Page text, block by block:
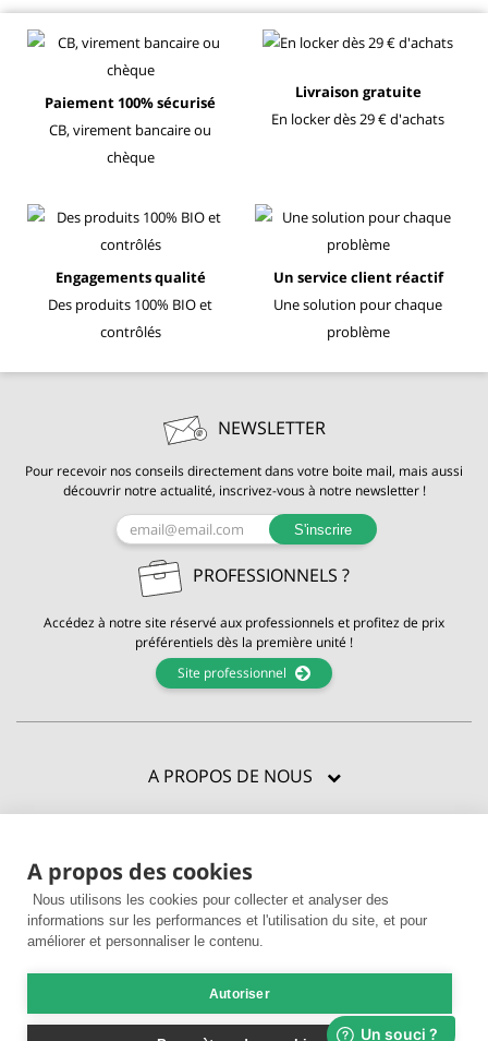
A propos des cookies
Nous utilisons les cookies pour collecter et analyser des
informations sur les performances et l'utilisation du site, et pour
améliorer et personnaliser le contenu.
Autoriser
Paiement 100% sécurisé
CB, virement bancaire ou
chèque
Livraison gratuite
En locker dès 29 € d'achats
Engagements qualité
Des produits 100% BIO et
contrôlés
Un service client réactif
Une solution pour chaque
problème
NEWSLETTER
Pour recevoir nos conseils directement dans votre boite mail, mais aussi
découvrir notre actualité, inscrivez-vous à notre newsletter !
S'inscrire
PROFESSIONNELS ?
Accédez à notre site réservé aux professionnels et profitez de prix
préférentiels dès la première unité !
Site professionnel
A PROPOS DE NOUS
BESOIN D'AIDE ?
ENVIE D'EN VOIR PLUS ?
paiement|Utilisation des cookies